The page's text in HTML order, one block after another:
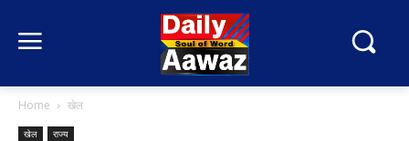
Home खेल
खेल राज्य